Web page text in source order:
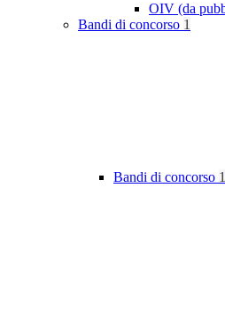
OIV (da
Bandi di concorso 1
Bandi di concorso 1